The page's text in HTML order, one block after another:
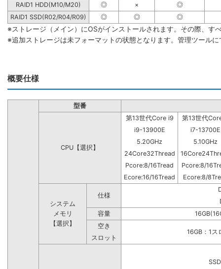
RAID1 HDD(M10/M20)
◎ ×
◎
RAID1 SSD(R02/R04/R09)
◎ ◎ ◎
※ストレージ（メイン）にOSがインストールされます。その際、す
※追加ストレージは未フォーマットの状態となります。管理ツール
概要仕様
型番
CPU【選択】
第13世代Core i9
第13世代
i9-13900E
i7-13700E
5.20GHz
5.10GHz
24Core32Thread
Pcore:8/16Tread
Pcore:8/
Ecore:16/16Tread
Ecore:8/
システム
メモリ
【選択】
仕様
容量
空き
16GB：1
スロット